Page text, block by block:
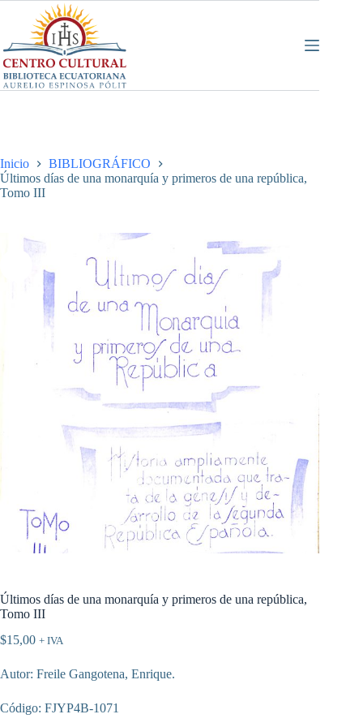
contenido
Inicio
BIBLIOGRÁFICO
Últimos días de una monarquía y primeros de una república,
Tomo III
Últimos días de una monarquía y primeros de una república,
Tomo III
$15,00 + IVA
Autor: Freile Gangotena, Enrique.
Código: FJYP4B-1071